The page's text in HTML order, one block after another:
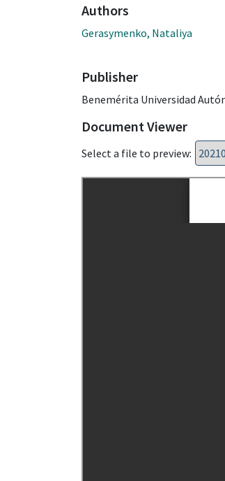
Authors
Gerasymenko, Nataliya
Publisher
Benemérita Universidad
Document Viewer
Select a file to preview: